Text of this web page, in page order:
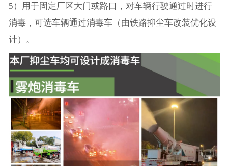
5）用于固定厂区大门或路口，对车辆行驶通过时进行
消毒，可选车辆通过消毒车（由铁路抑尘车改装优化设
计）。